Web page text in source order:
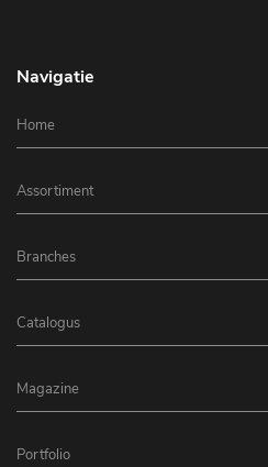
Navigatie
Home
Assortiment
Branches
Catalogus
Magazine
Portfolio